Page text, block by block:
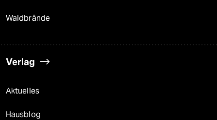
Waldbrände
Verlag
Aktuelles
Hausblog